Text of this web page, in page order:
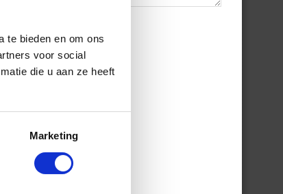
te bieden en om ons
voor social
die u aan ze heeft
Marketing